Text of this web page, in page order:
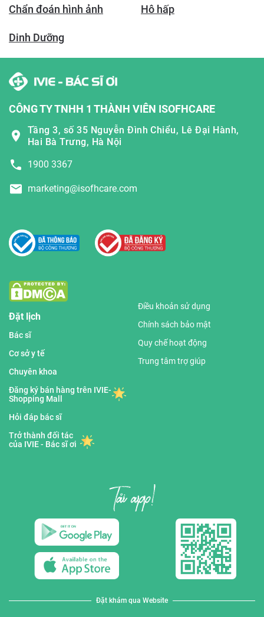
Chẩn đoán hình ảnh Hô hấp
Dinh Dưỡng
CÔNG TY TNHH 1 THÀNH VIÊN ISOFHCARE
Tầng 3, số 35 Nguyễn Đình Chiểu, Lê Đại Hành,
Hai Bà Trưng, Hà Nội
1900 3367
marketing@isofhcare.com
Đặt lịch
Bác sĩ
Cơ sở y tế
Chuyên khoa
Đăng ký bán hàng trên IVIE-
Shopping Mall
Hỏi đáp bác sĩ
Trở thành đối tác
của IVIE - Bác sĩ ơi
Điều khoản sử dụng
Chính sách bảo mật
Quy chế hoạt động
Trung tâm trợ giúp
Đặt khám qua Website